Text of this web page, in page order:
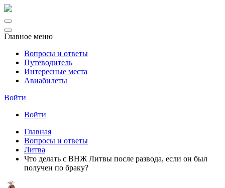
Главное меню
Вопросы и ответы
Путеводитель
Интересные места
Авиабилеты
Войти
Войти
Главная
Вопросы и ответы
Литва
Что делать с ВНЖ Литвы после развода, если он был
получен по браку?